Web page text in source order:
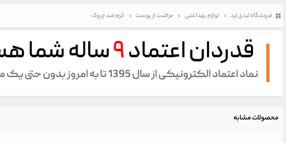
فروشگاه لیدی لرد لوازم بهداشتی مراقبت از پوست کرم ضد چروک
محصولات مشابه